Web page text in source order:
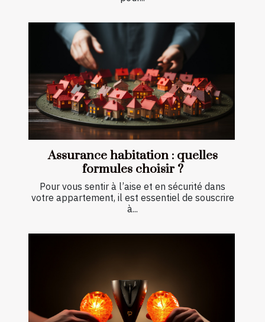
Assurance habitation : quelles
formules choisir ?
Pour vous sentir à l’aise et en sécurité dans
votre appartement, il est essentiel de souscrire
à...